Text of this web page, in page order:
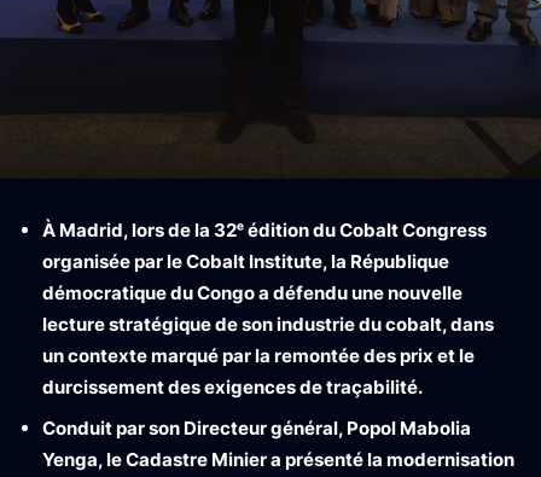
À Madrid, lors de la 32ᵉ édition du Cobalt Congress
organisée par le Cobalt Institute, la République
démocratique du Congo a défendu une nouvelle
lecture stratégique de son industrie du cobalt, dans
un contexte marqué par la remontée des prix et le
durcissement des exigences de traçabilité.
Conduit par son Directeur général, Popol Mabolia
Yenga, le Cadastre Minier a présenté la modernisation